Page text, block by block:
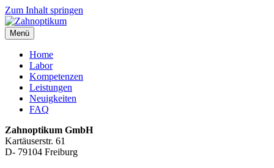
Zum Inhalt springen
Zahnoptikum
Zahn um Zahn das Optimum
Menü
Home
Labor
Kompetenzen
Leistungen
Neuigkeiten
FAQ
Zahnoptikum GmbH
Kartäuserstr. 61
D- 79104 Freiburg